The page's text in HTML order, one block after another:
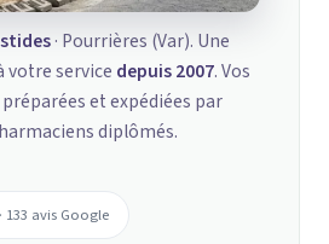
· Pourrières (Var). Une
votre service depuis 2007. Vos
et expédiées par
diplômés.
· 133 avis Google